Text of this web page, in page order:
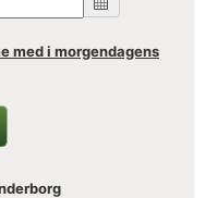
med i morgendagens